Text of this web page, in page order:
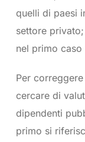
quelli di paesi
settore
nel primo
Per
cercare di
dipendenti
primo si